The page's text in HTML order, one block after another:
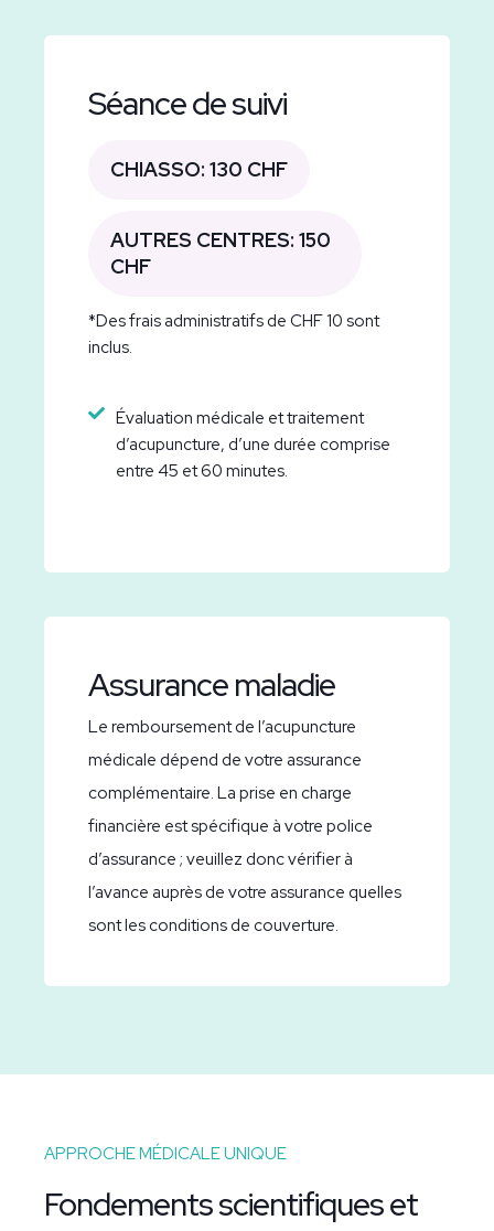
Séance de suivi
CHIASSO: 130 CHF
AUTRES CENTRES: 150
CHF
*Des frais administratifs de CHF 10 sont
inclus.
Évaluation médicale et traitement
d’acupuncture, d’une durée comprise
entre 45 et 60 minutes.
Assurance maladie
Le remboursement de l’acupuncture
médicale dépend de votre assurance
complémentaire. La prise en charge
financière est spécifique à votre police
d’assurance ; veuillez donc vérifier à
l’avance auprès de votre assurance quelles
sont les conditions de couverture.
APPROCHE MÉDICALE UNIQUE
Fondements scientifiques et